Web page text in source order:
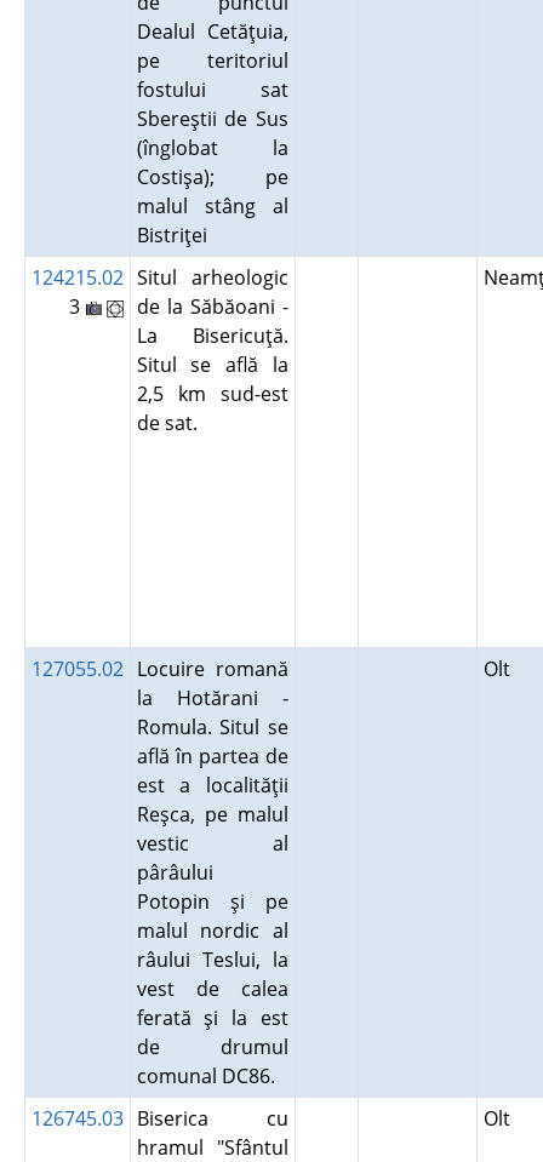
Dealul Cetăţuia,
pe teritoriul
fostului sat
Sbereştii de Sus
(înglobat la
Costişa); pe
malul stâng al
Bistriţei
124215.02
3
Situl arheologic
de la Săbăoani -
La Bisericuţă.
Situl se află la
2,5 km sud-est
de sat.
127055.02 Locuire romană
la Hotărani -
Romula. Situl se
află în partea de
est a localităţii
Reşca, pe malul
vestic al
pârâului
Potopin şi pe
malul nordic al
râului Teslui, la
vest de calea
ferată şi la est
de drumul
comunal DC86.
Olt
126745.03 Biserica cu
hramul "Sfântul
Olt